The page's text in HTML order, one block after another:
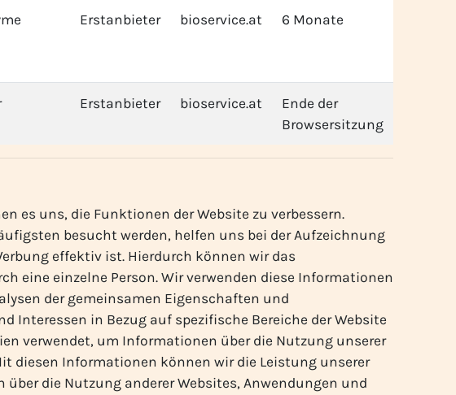
Erstanbieter bioservice.at 6 Monate
Erstanbieter bioservice.at
Ende der
Browsersitzung
es uns, die Funktionen der Website zu verbessern.
besucht werden, helfen uns bei der Aufzeichnung
effektiv ist. Hierdurch können wir das
eine einzelne Person. Wir verwenden diese Informationen
der gemeinsamen Eigenschaften und
Interessen in Bezug auf spezifische Bereiche der Website
verwendet, um Informationen über die Nutzung unserer
diesen Informationen können wir die Leistung unserer
die Nutzung anderer Websites, Anwendungen und